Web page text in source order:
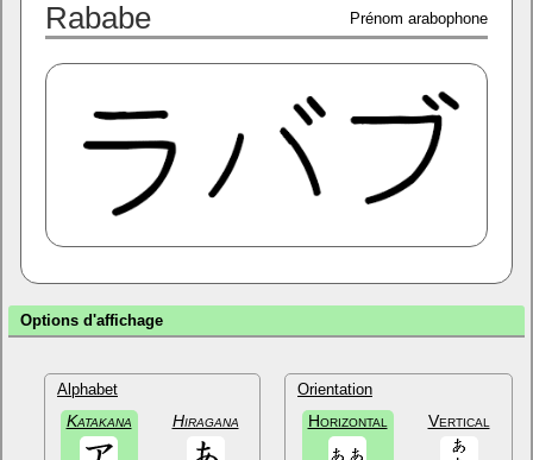
Rababe Prénom arabophone
Options d'affichage
Alphabet
Katakana Hiragana
Orientation
Horizontal Vertical